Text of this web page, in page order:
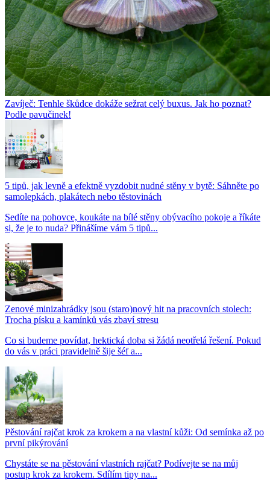
Zavíječ: Tenhle škůdce dokáže sežrat celý buxus. Jak ho poznat?
Podle pavučinek!
5 tipů, jak levně a efektně vyzdobit nudné stěny v bytě: Sáhněte po
samolepkách, plakátech nebo těstovinách
Sedíte na pohovce, koukáte na bílé stěny obývacího pokoje a říkáte
si, že je to nuda? Přinášíme vám 5 tipů...
Zenové minizahrádky jsou (staro)nový hit na pracovních stolech:
Trocha písku a kamínků vás zbaví stresu
Co si budeme povídat, hektická doba si žádá neotřelá řešení. Pokud
do vás v práci pravidelně šije šéf a...
Pěstování rajčat krok za krokem a na vlastní kůži: Od semínka až po
první pikýrování
Chystáte se na pěstování vlastních rajčat? Podívejte se na můj
postup krok za krokem. Sdílím tipy na...